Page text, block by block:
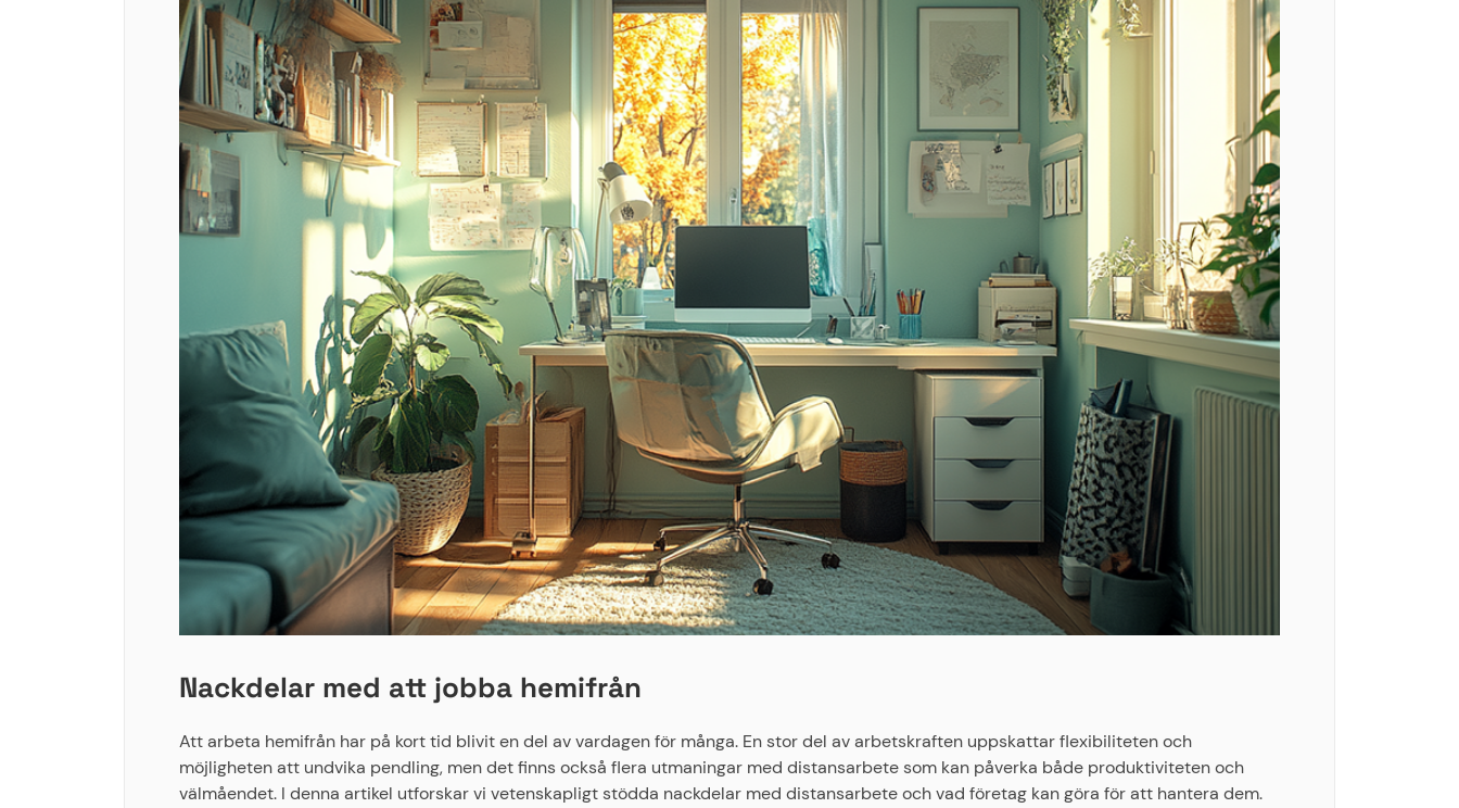
Nackdelar med att jobba hemifrån
Att arbeta hemifrån har på kort tid blivit en del av vardagen för många. En stor del av arbetskraften uppskattar flexibiliteten och
möjligheten att undvika pendling, men det finns också flera utmaningar med distansarbete som kan påverka både produktiviteten och
välmåendet. I denna artikel utforskar vi vetenskapligt stödda nackdelar med distansarbete och vad företag kan göra för att hantera dem.